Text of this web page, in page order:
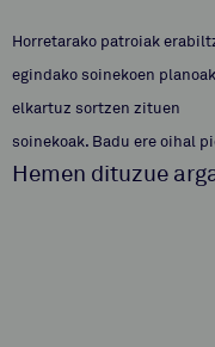
Horretarako patroiak
egindako soinekoen
elkartuz sortzen zituen
soinekoak. Badu ere oihal
Hemen dituzue